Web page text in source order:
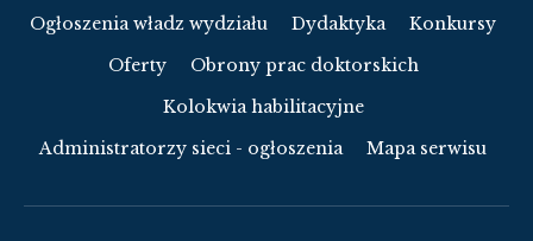
Ogłoszenia władz wydziału Dydaktyka
Konkursy
Oferty
Obrony prac doktorskich
Kolokwia habilitacyjne
Administratorzy sieci - ogłoszenia
Mapa serwisu